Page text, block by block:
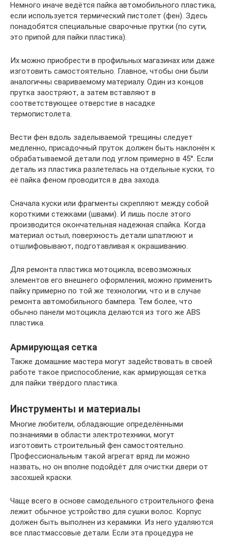
Немного иначе ведётся пайка автомобильного пластика,
если используется термический пистолет (фен). Здесь
понадобятся специальные сварочные прутки (по сути,
это припой для пайки пластика).
Их можно приобрести в профильных магазинах или даже
изготовить самостоятельно. Главное, чтобы они были
аналогичны свариваемому материалу. Один из концов
прутка заостряют, а затем вставляют в
соответствующее отверстие в насадке
термопистолета.
Вести фен вдоль заделываемой трещины следует
медленно, присадочный пруток должен быть наклонён к
обрабатываемой детали под углом примерно в 45°. Если
деталь из пластика разлетелась на отдельные куски, то
её пайка феном проводится в два захода.
Сначала куски или фрагменты скрепляют между собой
короткими стежками (швами). И лишь после этого
производится окончательная надежная спайка. Когда
материал остыл, поверхность детали шпатлюют и
отшлифовывают, подготавливая к окрашиванию.
Для ремонта пластика мотоцикла, всевозможных
элементов его внешнего оформления, можно применить
пайку примерно по той же технологии, что и в случае
ремонта автомобильного бампера. Тем более, что
обычно панели мотоцикла делаются из того же ABS
пластика.
Армирующая сетка
Также домашние мастера могут задействовать в своей
работе такое приспособление, как армирующая сетка
для пайки твёрдого пластика.
Инструменты и материалы
Многие любители, обладающие определёнными
познаниями в области электротехники, могут
изготовить строительный фен самостоятельно.
Профессиональным такой агрегат вряд ли можно
назвать, но он вполне подойдёт для очистки двери от
засохшей краски.
Чаще всего в основе самодельного строительного фена
лежит обычное устройство для сушки волос. Корпус
должен быть выполнен из керамики. Из него удаляются
все пластмассовые детали. Если эта процедура не